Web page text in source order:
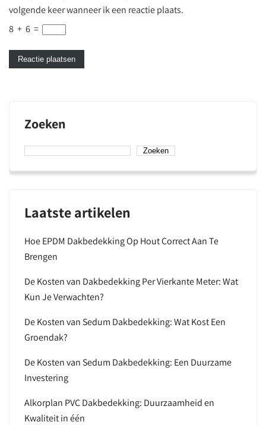
volgende keer wanneer ik een reactie plaats.
8 + 6 =
Zoeken
Zoeken
Laatste artikelen
Hoe EPDM Dakbedekking Op Hout Correct Aan Te
Brengen
De Kosten van Dakbedekking Per Vierkante Meter: Wat
Kun Je Verwachten?
De Kosten van Sedum Dakbedekking: Wat Kost Een
Groendak?
De Kosten van Sedum Dakbedekking: Een Duurzame
Investering
Alkorplan PVC Dakbedekking: Duurzaamheid en
Kwaliteit in één